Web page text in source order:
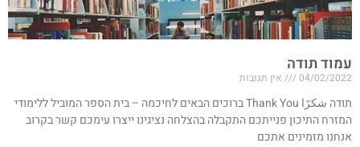
עמוד תודה
04/02/2022 אין תגובות
תודה شكرًا Thank You ברוכים הבאים לחיכמה – בית הספר המוביל ללימודי
המזרח התיכון פנייתכם התקבלה בהצלחה נציגינו ייצרו עימכם קשר בקרוב
אנחנו מזמינים אתכם